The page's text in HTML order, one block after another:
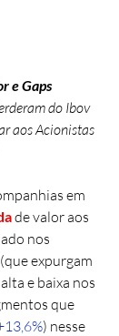
e Gaps
do Ibov
aos Acionistas
em
de valor aos
nos
expurgam
e baixa nos
que
) nesse